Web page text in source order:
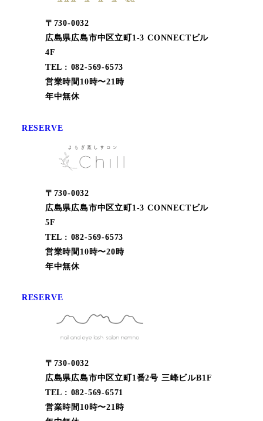
〒730-0032
広島県広島市中区立町1-3 CONNECTビル
4F
TEL : 082-569-6573
営業時間10時〜21時
年中無休
RESERVE
〒730-0032
広島県広島市中区立町1-3 CONNECTビル
5F
TEL : 082-569-6573
営業時間10時〜20時
年中無休
RESERVE
〒730-0032
広島県広島市中区立町1番2号 三峰ビルB1F
TEL : 082-569-6571
営業時間10時〜21時